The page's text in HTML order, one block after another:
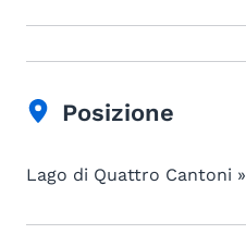
Posizione
Lago di Quattro Cantoni »